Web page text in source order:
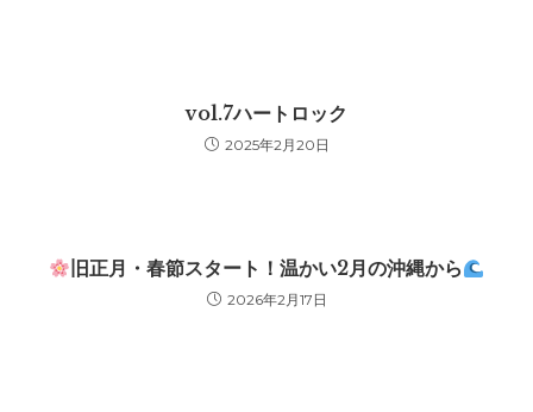
vol.7ハートロック
2025年2月20日
旧正月・春節スタート！温かい2月の沖縄から
2026年2月17日